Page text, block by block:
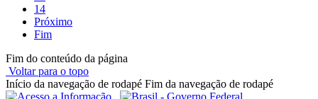
14
Próximo
Fim
Fim do conteúdo da página
Voltar para o topo
Início da navegação de rodapé Fim da navegação de rodapé